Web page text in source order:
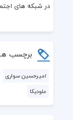
در شبکه های
برچسب
امیرحسین سواری
ملودیکا